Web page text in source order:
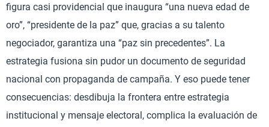
figura casi providencial que inaugura “una nueva edad de
oro”, “presidente de la paz” que, gracias a su talento
negociador, garantiza una “paz sin precedentes”. La
estrategia fusiona sin pudor un documento de seguridad
nacional con propaganda de campaña. Y eso puede tener
consecuencias: desdibuja la frontera entre estrategia
institucional y mensaje electoral, complica la evaluación de